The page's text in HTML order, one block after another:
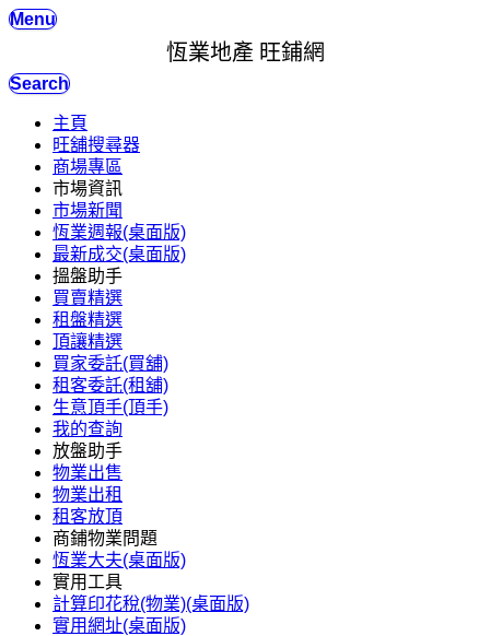
Menu
恆業地產 旺鋪網
Search
主頁
旺舖搜尋器
商場專區
市場資訊
市場新聞
恆業週報(桌面版)
最新成交(桌面版)
搵盤助手
買賣精選
租盤精選
頂讓精選
買家委託(買舖)
租客委託(租舖)
生意頂手(頂手)
我的查詢
放盤助手
物業出售
物業出租
租客放頂
商鋪物業問題
恆業大夫(桌面版)
實用工具
計算印花稅(物業)(桌面版)
實用網址(桌面版)